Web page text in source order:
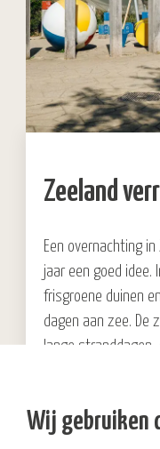
Zeeland
Een overnachting
jaar een goed idee.
frisgroene duinen
dagen aan zee. De
lange
strand, terwijl de
Wij gebruiken